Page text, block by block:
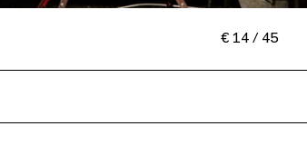
€ 14 / 45